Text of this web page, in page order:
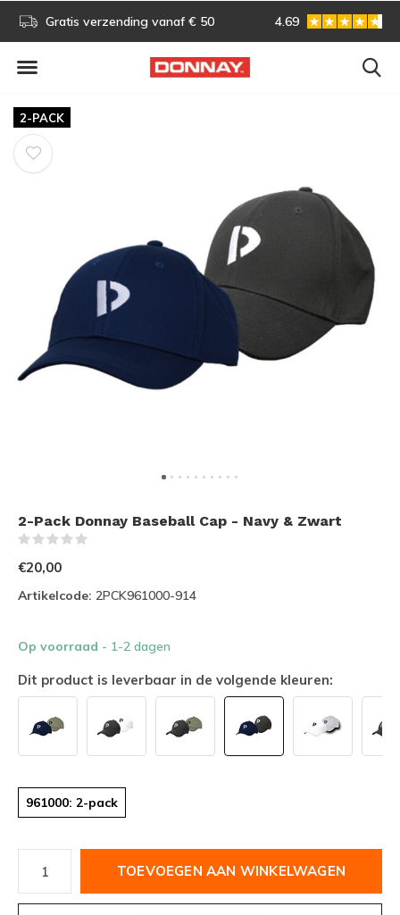
Gratis verzending vanaf € 50 Gratis omruilen
4.69
2-PACK
2-Pack Donnay Baseball Cap - Navy & Zwart
€20,00
Artikelcode: 2PCK961000-914
Op voorraad - 1-2 dagen
Dit product is leverbaar in de volgende kleuren:
961000: 2-pack
TOEVOEGEN AAN WINKELWAGEN